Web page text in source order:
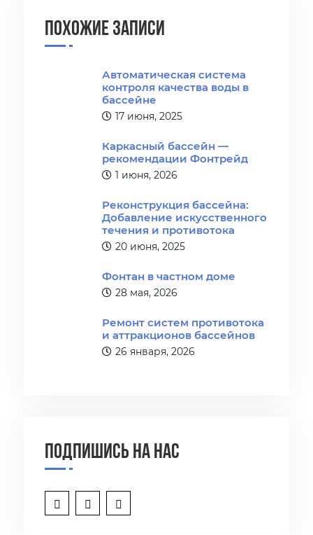
Похожие записи
Автоматическая система
контроля качества воды в
бассейне
17 июня, 2025
Каркасный бассейн —
рекомендации Фонтрейд
1 июня, 2026
Реконструкция бассейна:
Добавление искусственного
течения и противотока
20 июня, 2025
Фонтан в частном доме
28 мая, 2026
Ремонт систем противотока
и аттракционов бассейнов
26 января, 2026
Подпишись на нас